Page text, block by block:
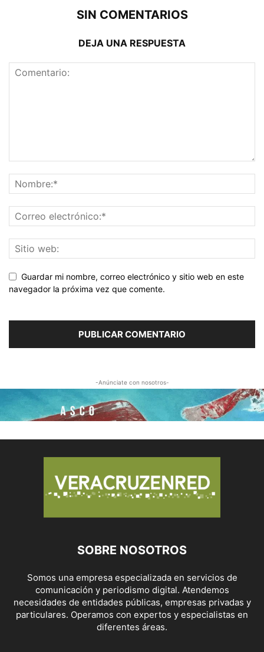
SIN COMENTARIOS
DEJA UNA RESPUESTA
Guardar mi nombre, correo electrónico y sitio web en este
navegador la próxima vez que comente.
-Anúnciate con nosotros-
SOBRE NOSOTROS
Somos una empresa especializada en servicios de
comunicación y periodismo digital. Atendemos
necesidades de entidades públicas, empresas privadas y
particulares. Operamos con expertos y especialistas en
diferentes áreas.